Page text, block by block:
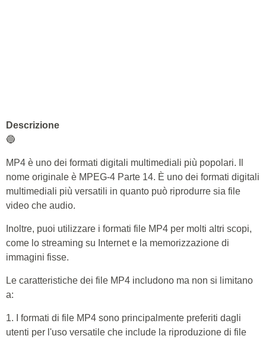
Descrizione
🔵
MP4 è uno dei formati digitali multimediali più popolari. Il
nome originale è MPEG-4 Parte 14. È uno dei formati digitali
multimediali più versatili in quanto può riprodurre sia file
video che audio.
Inoltre, puoi utilizzare i formati file MP4 per molti altri scopi,
come lo streaming su Internet e la memorizzazione di
immagini fisse.
Le caratteristiche dei file MP4 includono ma non si limitano
a:
1. I formati di file MP4 sono principalmente preferiti dagli
utenti per l'uso versatile che include la riproduzione di file